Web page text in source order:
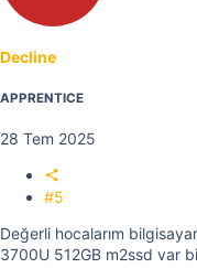
Decline
APPRENTICE
28 Tem 2025
#5
Değerli hocalarım
3700U 512GB m2ssd var